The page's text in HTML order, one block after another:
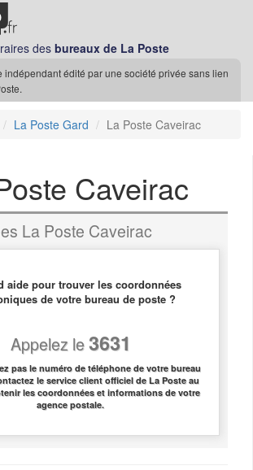
des bureaux de La Poste
indépendant édité par une société privée sans lien
La Poste Gard La Poste Caveirac
Caveirac
La Poste Caveirac
aide pour trouver les coordonnées
de votre bureau de poste ?
Appelez le3631
pas le numéro de téléphone de votre bureau
le service client officiel de La Poste au
les coordonnées et informations de votre
agence postale.